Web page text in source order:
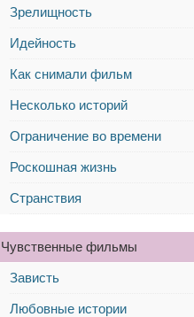
Зрелищность
Идейность
Как снимали фильм
Несколько историй
Ограничение во времени
Роскошная жизнь
Странствия
Чувственные фильмы
Зависть
Любовные истории